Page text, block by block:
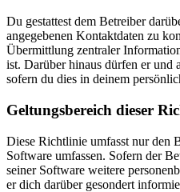
Du gestattest dem Betreiber
angegebenen Kontaktdaten zu
Übermittlung zentraler
ist. Darüber hinaus dürfen er und
sofern du dies in deinem
Geltungsbereich dieser
Diese Richtlinie umfasst nur den
Software umfassen. Sofern der
seiner Software weitere
er dich darüber gesondert